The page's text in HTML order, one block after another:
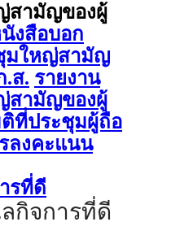
สามัญของผู้
งสือบอก
มใหญ่สามัญ
.ส. รายงาน
สามัญของผู้
ที่ประชุมผู้ถือ
ลงคะแนน
รที่ดี
กิจการที่ดี